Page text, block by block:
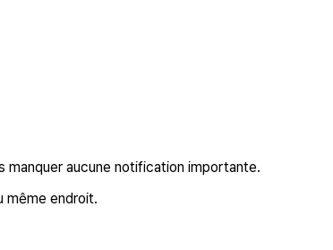
manquer aucune notification importante.
même endroit.